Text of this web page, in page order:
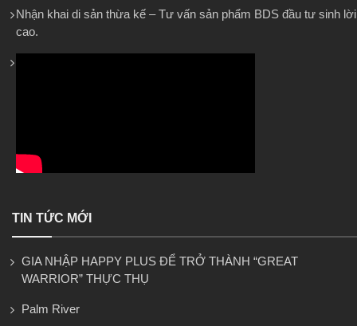
Nhận khai di sản thừa kế – Tư vấn sản phẩm BDS đầu tư sinh lời
cao.
TIN TỨC MỚI
GIA NHẬP HAPPY PLUS ĐỂ TRỞ THÀNH “GREAT
WARRIOR” THỰC THỤ
Palm River